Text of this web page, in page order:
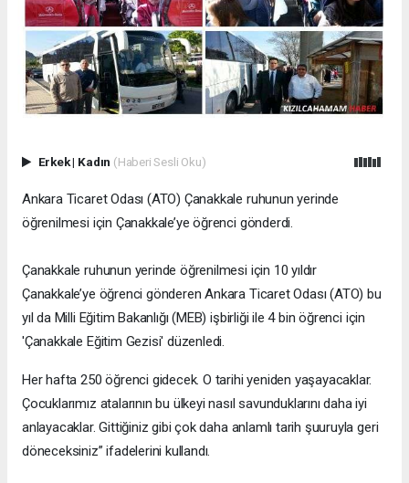
Erkek| Kadın (Haberi Sesli Oku)
Ankara Ticaret Odası (ATO) Çanakkale ruhunun yerinde
öğrenilmesi için Çanakkale’ye öğrenci gönderdi.
Çanakkale ruhunun yerinde öğrenilmesi için 10 yıldır
Çanakkale’ye öğrenci gönderen Ankara Ticaret Odası (ATO) bu
yıl da Milli Eğitim Bakanlığı (MEB) işbirliği ile 4 bin öğrenci için
'Çanakkale Eğitim Gezisi' düzenledi.
Her hafta 250 öğrenci gidecek. O tarihi yeniden yaşayacaklar.
Çocuklarımız atalarının bu ülkeyi nasıl savunduklarını daha iyi
anlayacaklar. Gittiğiniz gibi çok daha anlamlı tarih şuuruyla geri
döneceksiniz” ifadelerini kullandı.